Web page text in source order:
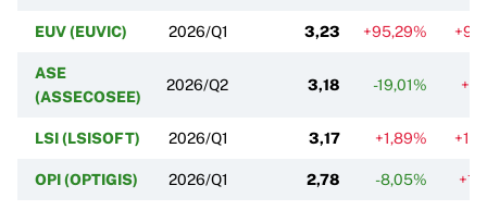
EUV (EUVIC) 2026/Q1 3,23 +95,29%
ASE
(ASSECOSEE)
2026/Q2 3,18 -19,01%
LSI (LSISOFT) 2026/Q1 3,17 +1,89%
OPI (OPTIGIS) 2026/Q1 2,78 -8,05%